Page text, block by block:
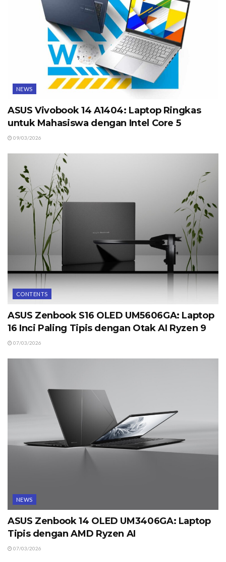
NEWS
ASUS Vivobook 14 A1404: Laptop Ringkas
untuk Mahasiswa dengan Intel Core 5
09/03/2026
CONTENTS
ASUS Zenbook S16 OLED UM5606GA: Laptop
16 Inci Paling Tipis dengan Otak AI Ryzen 9
07/03/2026
NEWS
ASUS Zenbook 14 OLED UM3406GA: Laptop
Tipis dengan AMD Ryzen AI
07/03/2026